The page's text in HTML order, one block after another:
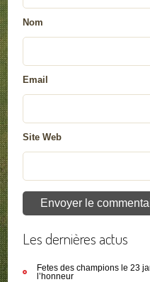
Nom
Email
Site Web
Les dernières actus
Fetes des champions le 23
l’honneur